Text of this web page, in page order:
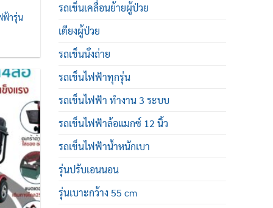
ฟ้ารุ่น
รถเข็นเคลื่อนย้ายผู้ป่วย
เตียงผู้ป่วย
รถเข็นนั่งถ่าย
รถเข็นไฟฟ้าทุกรุ่น
รถเข็นไฟฟ้า ทำงาน 3 ระบบ
รถเข็นไฟฟ้าล้อแมกซ์ 12 นิ้ว
รถเข็นไฟฟ้าน้ำหนักเบา
รุ่นปรับเอนนอน
รุ่นเบาะกว้าง 55 cm